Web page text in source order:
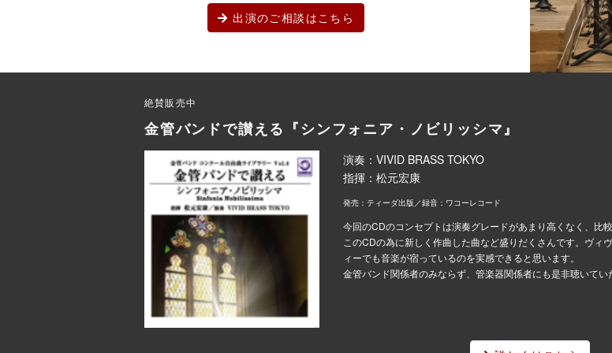
出演のご相談はこちら
絶賛販売中
金管バンドで讃える『シンフォニア・ノビリッシマ』
演奏：VIVID BRASS TOKYO
指揮：松元宏康
発売：ティーダ出版／録音：ワコーレコード
今回のCDのコンセプトは演奏グレードがあまり高くなく、比
このCDの為に新しく作曲した曲など盛りだくさんです。ヴ
ィーでも音楽が宿っているのを実感できると思います。
金管バンド関係者のみならず、管楽器関係者にも是非聴いてい